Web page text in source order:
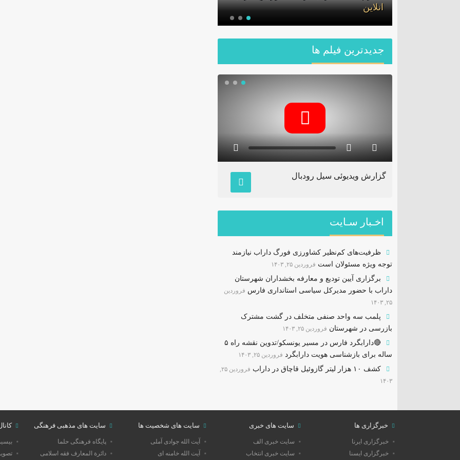
انلاین
جديدترين فیلم ها
گزارش ویدیوئی سیل رودبال
اخـبار سـایت
ظرفیت‌های کم‌نظیر کشاورزی فورگ داراب نیازمند
توجه ویژه مسئولان است فروردین ۲۵, ۱۴۰۳
برگزاری آیین تودیع و معارفه بخشداران شهرستان
داراب با حضور مدیرکل سیاسی استانداری فارس فروردین
۲۵, ۱۴۰۳
پلمب سه واحد صنفی متخلف در گشت مشترک
بازرسی در شهرستان فروردین ۲۵, ۱۴۰۳
🔴دارابگرد فارس در مسیر یونسکو/تدوین نقشه راه ۵
ساله برای بازشناسی هویت دارابگرد فروردین ۲۵, ۱۴۰۳
کشف ۱۰ هزار لیتر گازوئیل قاچاق در داراب
فروردین ۲۵,
۱۴۰۳
خبرگزاری ها
خبرگزاری ایرنا
خبرگزاری ایسنا
سایت های خبری
سایت خبری الف
سایت خبری انتخاب
سایت های شخصیت ها
آیت الله جوادی آملی
آیت الله خامنه ای
سایت های مذهبی فرهنگی
پایگاه فرهنگی حلما
دائرة المعارف فقه اسلامی